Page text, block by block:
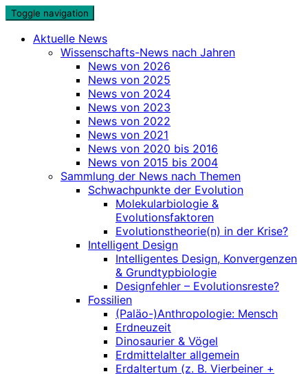
Skip
content
Toggle navigation
Aktuelle News
Wissenschafts-News nach Jahren
News von 2026
News von 2025
News von 2024
News von 2023
News von 2022
News von 2021
News von 2020 bis 2016
News von 2015 bis 2004
Sammlung der News nach Themen
Schwachpunkte der Evolution
Molekularbiologie &
Evolutionsfaktoren
Evolutionstheorie(n) in der Krise?
Intelligent Design
Intelligentes Design, Konvergenzen
& Grundtypbiologie
Designfehler – Evolutionsreste?
Fossilien
(Paläo-)Anthropologie: Mensch
Erdneuzeit
Dinosaurier & Vögel
Erdmittelalter allgemein
Erdaltertum (z. B. Vierbeiner +